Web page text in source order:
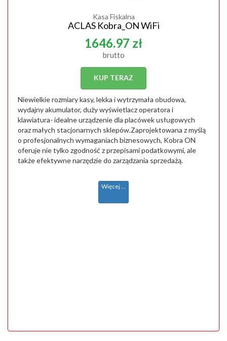
Kasa Fiskalna
ACLAS Kobra_ON WiFi
1646.97 zł
brutto
KUP TERAZ
Niewielkie rozmiary kasy, lekka i wytrzymała obudowa,
wydajny akumulator, duży wyświetlacz operatora i
klawiatura- idealne urządzenie dla placówek usługowych
oraz małych stacjonarnych sklepów.Zaprojektowana z myślą
o profesjonalnych wymaganiach biznesowych, Kobra ON
oferuje nie tylko zgodność z przepisami podatkowymi, ale
także efektywne narzędzie do zarządzania sprzedażą.
Więcej ...